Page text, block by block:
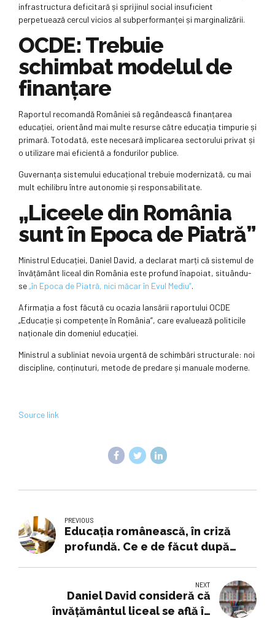
infrastructura deficitară și sprijinul social insuficient
perpetuează cercul vicios al subperformanței și marginalizării.
OCDE: Trebuie
schimbat modelul de
finanțare
Raportul recomandă României să regândească finanțarea
educației, orientând mai multe resurse către educația timpurie și
primară. Totodată, este necesară implicarea sectorului privat și
o utilizare mai eficientă a fondurilor publice.
Guvernanța sistemului educațional trebuie modernizată, cu mai
mult echilibru între autonomie și responsabilitate.
„Liceele din România
sunt în Epoca de Piatră”
Ministrul Educației, Daniel David, a declarat marți că sistemul de
învățământ liceal din România este profund înapoiat, situându-
se„în Epoca de Piatră, nici măcar în Evul Mediu”.
Afirmația a fost făcută cu ocazia lansării raportului OCDE
„Educație și competențe în România”, care evaluează politicile
naționale din domeniul educației.
Ministrul a subliniat nevoia urgentă de schimbări structurale: noi
discipline, conținuturi, metode de predare și manuale moderne.
Source link
PREVIOUS
Educația românească, în criză
profundă. Ce e de făcut după
NEXT
Daniel David consideră că
învățământul liceal se află în